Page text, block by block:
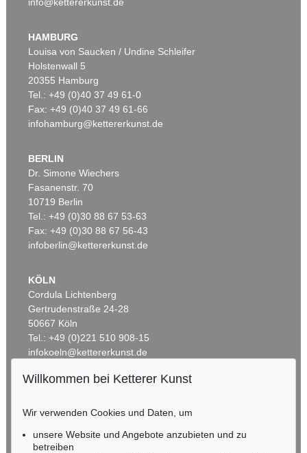
Auktion 479 - Lot 822
Ergebnis:€ 1.645.000
EMIL NOLDE
Rittersporn und Silberpappeln , 1929
Ergebnis:€ 1.165.000
Auktion 535 - Lot 44
Meer (D)
, 1930
Ergebnis:€ 985.000
info@kettererkunst.de
HAMBURG
Louisa von Saucken / Undine Schleifer
Holstenwall 5
20355 Hamburg
Tel.: +49 (0)40 37 49 61-0
Fax: +49 (0)40 37 49 61-66
infohamburg@kettererkunst.de
BERLIN
Dr. Simone Wiechers
Fasanenstr. 70
10719 Berlin
Tel.: +49 (0)30 88 67 53-63
Fax: +49 (0)30 88 67 56-43
infoberlin@kettererkunst.de
KÖLN
Cordula Lichtenberg
Gertrudenstraße 24-28
50667 Köln
Tel.: +49 (0)221 510 908-15
infokoeln@kettererkunst.de
RHEINLAND-PFALZ
Miriam Heß
Tel.: +49 (0)62 21 58 80-038
Willkommen bei Ketterer Kunst
Wir verwenden Cookies und Daten, um
unsere Website und Angebote anzubieten und zu
betreiben